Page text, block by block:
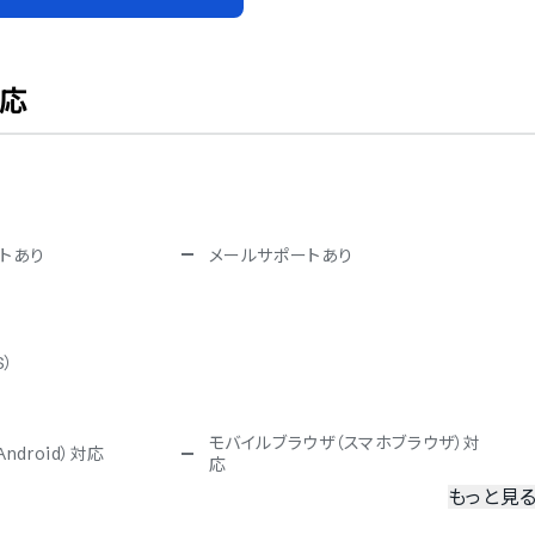
あり
メールサポートあり
）対応
モバイルブラウザ（スマホブラウザ）対
応
もっと見